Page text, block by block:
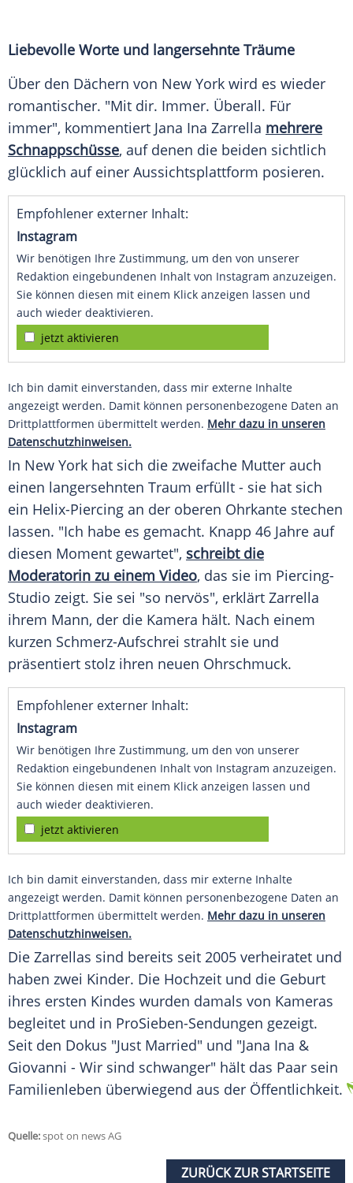
Liebevolle Worte und langersehnte Träume
Über den Dächern von New York wird es wieder
romantischer. "Mit dir. Immer. Überall. Für
immer", kommentiert Jana Ina Zarrella mehrere
Schnappschüsse, auf denen die beiden sichtlich
glücklich auf einer Aussichtsplattform posieren.
Empfohlener externer Inhalt:
Instagram
Wir benötigen Ihre Zustimmung, um den von unserer
Redaktion eingebundenen Inhalt von Instagram anzuzeigen.
Sie können diesen mit einem Klick anzeigen lassen und
auch wieder deaktivieren.
jetzt aktivieren
Ich bin damit einverstanden, dass mir externe Inhalte
angezeigt werden. Damit können personenbezogene Daten an
Drittplattformen übermittelt werden. Mehr dazu in unseren
Datenschutzhinweisen.
In New York hat sich die zweifache Mutter auch
einen langersehnten Traum erfüllt - sie hat sich
ein Helix-Piercing an der oberen Ohrkante stechen
lassen. "Ich habe es gemacht. Knapp 46 Jahre auf
diesen Moment gewartet", schreibt die
Moderatorin zu einem Video, das sie im Piercing-
Studio zeigt. Sie sei "so nervös", erklärt Zarrella
ihrem Mann, der die Kamera hält. Nach einem
kurzen Schmerz-Aufschrei strahlt sie und
präsentiert stolz ihren neuen Ohrschmuck.
Empfohlener externer Inhalt:
Instagram
Wir benötigen Ihre Zustimmung, um den von unserer
Redaktion eingebundenen Inhalt von Instagram anzuzeigen.
Sie können diesen mit einem Klick anzeigen lassen und
auch wieder deaktivieren.
jetzt aktivieren
Ich bin damit einverstanden, dass mir externe Inhalte
angezeigt werden. Damit können personenbezogene Daten an
Drittplattformen übermittelt werden. Mehr dazu in unseren
Datenschutzhinweisen.
Die Zarrellas sind bereits seit 2005 verheiratet und
haben zwei Kinder. Die Hochzeit und die Geburt
ihres ersten Kindes wurden damals von Kameras
begleitet und in ProSieben-Sendungen gezeigt.
Seit den Dokus "Just Married" und "Jana Ina &
Giovanni - Wir sind schwanger" hält das Paar sein
Familienleben überwiegend aus der Öffentlichkeit.
Quelle:spot on news AG
ZURÜCK ZUR STARTSEITE